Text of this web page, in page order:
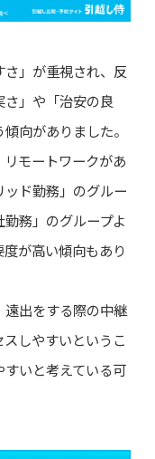
」が重視され、反
」や「治安の良
向がありました。
モートワークがあ
ド勤務」のグルー
務」のグループよ
が高い傾向もあり
出をする際の中継
しやすいというこ
いと考えている可